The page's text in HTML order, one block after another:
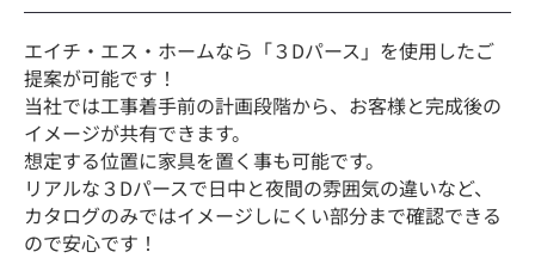
エイチ・エス・ホームなら「３Dパース」を使用したご
提案が可能です！
当社では工事着手前の計画段階から、お客様と完成後の
イメージが共有できます。
想定する位置に家具を置く事も可能です。
リアルな３Dパースで日中と夜間の雰囲気の違いなど、
カタログのみではイメージしにくい部分まで確認できる
ので安心です！